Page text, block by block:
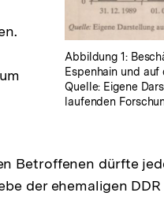
Abbildung 1:
Espenhain und auf
Quelle: Eigene
laufenden
Betroffenen dürfte
der ehemaligen